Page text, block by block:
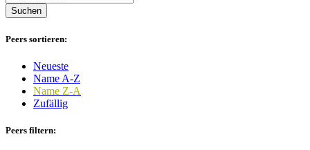
Suchen
Peers sortieren:
Neueste
Name A-Z
Name Z-A
Zufällig
Peers filtern: